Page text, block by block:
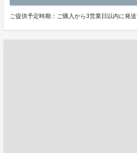
ご提供予定時期：ご購入から3営業日以内に発送